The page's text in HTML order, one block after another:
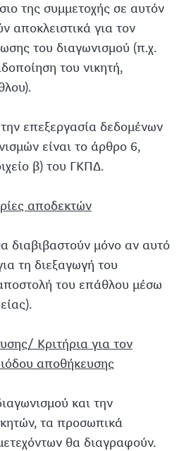
της συμμετοχής σε αυτόν
αποκλειστικά για τον
του διαγωνισμού (π.χ.
του νικητή,
επεξεργασία δεδομένων
είναι το άρθρο 6,
β) του ΓΚΠΔ.
αποδεκτών
διαβιβαστούν μόνο αν αυτό
τη διεξαγωγή του
του επάθλου μέσω
Κριτήρια για τον
αποθήκευσης
και την
τα προσωπικά
θα διαγραφούν.